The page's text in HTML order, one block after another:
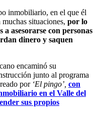
inmobiliario, en el que él
situaciones, por lo
a asesorarse con personas
dinero y saquen
encaminó su
junto al programa
por ‘El pingo’, con
en el Valle del
sus propios